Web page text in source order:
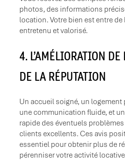
photos, des informations
location. Votre bien est entre
entretenu et valorisé.
​4. L’AMÉLIORATION DE
DE LA RÉPUTATION
Un accueil soigné, un
une communication fluide, et
rapide des éventuels
clients excellents. Ces avis
essentiel pour obtenir plus de
pérenniser votre activité